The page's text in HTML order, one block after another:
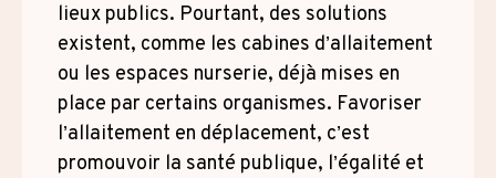
lieux publics. Pourtant, des solutions
existent, comme les cabines d’allaitement
ou les espaces nurserie, déjà mises en
place par certains organismes. Favoriser
l’allaitement en déplacement, c’est
promouvoir la santé publique, l’égalité et